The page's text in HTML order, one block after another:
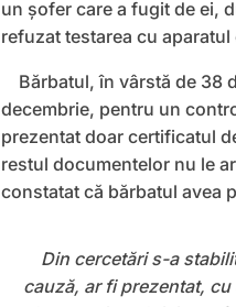
un şofer care a fugit de ei,
refuzat testarea cu aparatul
Bărbatul, în vârstă de 38
decembrie, pentru un
prezentat doar certificatul
restul documentelor nu le
constatat că bărbatul avea
Din cercetări s-a
cauză, ar fi prezentat,